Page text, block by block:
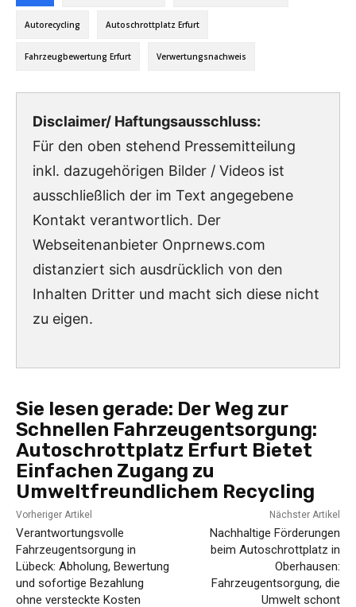
Autorecycling Autoschrottplatz Erfurt
Fahrzeugbewertung Erfurt Verwertungsnachweis
Disclaimer/ Haftungsausschluss:
Für den oben stehend Pressemitteilung
inkl. dazugehörigen Bilder / Videos ist
ausschließlich der im Text angegebene
Kontakt verantwortlich. Der
Webseitenanbieter Onprnews.com
distanziert sich ausdrücklich von den
Inhalten Dritter und macht sich diese nicht
zu eigen.
Sie lesen gerade: Der Weg zur
Schnellen Fahrzeugentsorgung:
Autoschrottplatz Erfurt Bietet
Einfachen Zugang zu
Umweltfreundlichem Recycling
Vorheriger Artikel
Verantwortungsvolle
Fahrzeugentsorgung in
Lübeck: Abholung, Bewertung
und sofortige Bezahlung
ohne versteckte Kosten
Nächster Artikel
Nachhaltige Förderungen
beim Autoschrottplatz in
Oberhausen:
Fahrzeugentsorgung, die
Umwelt schont